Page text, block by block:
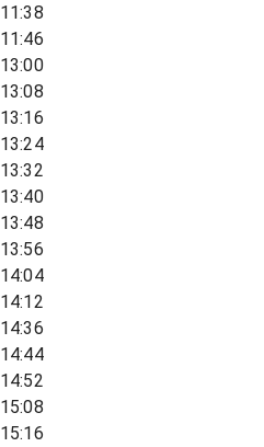
11:38
11:46
13:00
13:08
13:16
13:24
13:32
13:40
13:48
13:56
14:04
14:12
14:36
14:44
14:52
15:08
15:16